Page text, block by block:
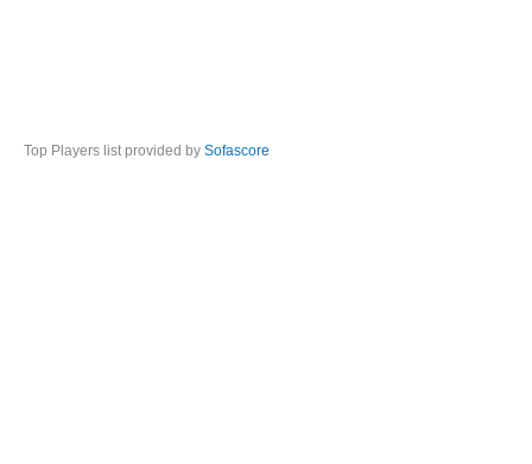
Top Players list provided by Sofascore